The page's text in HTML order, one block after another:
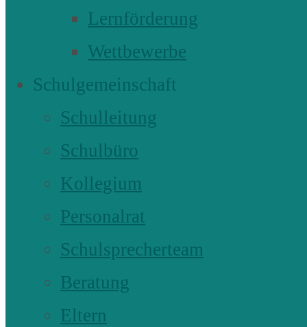
Lernförderung
Wettbewerbe
Schulgemeinschaft
Schulleitung
Schulbüro
Kollegium
Personalrat
Schulsprecherteam
Beratung
Eltern